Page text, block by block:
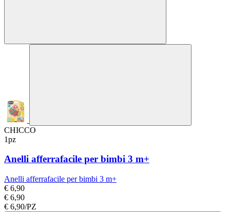
CHICCO
1pz
Anelli afferrafacile per bimbi 3 m+
Anelli afferrafacile per bimbi 3 m+
€ 6,90
€ 6,90
€ 6,90/PZ